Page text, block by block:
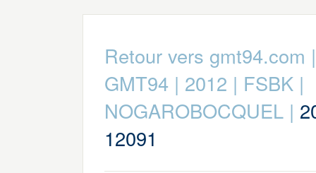
Retour vers gmt94.com
GMT94 | 2012 | FSBK|
NOGAROBOCQUEL|
12091